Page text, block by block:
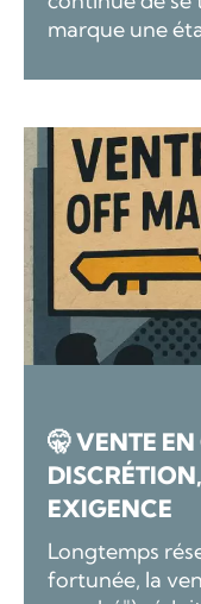
marque une
🤫 VENTE
EXIGENCE
Longtemps
fortunée, la